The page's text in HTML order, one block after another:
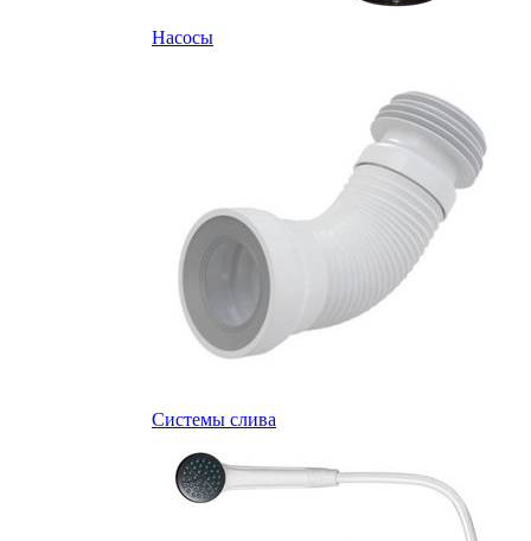
Насосы
Системы слива